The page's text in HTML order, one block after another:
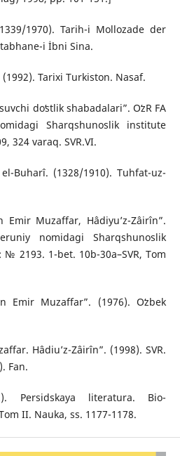
1970). Tarih-i Mollozade der
i İbni Sina.
Tarixi Turkiston. Nasaf.
doʻstlik shabadalari”. OʻzR FA
Sharqshunoslik institute
324 varaq. SVR.VI.
Buharî. (1328/1910). Tuhfat-uz-
Muzaffar, Hâdiyu’z-Zâirîn”.
nomidagi Sharqshunoslik
2193. 1-bet. 10b-30a–SVR, Tom
Emir Muzaffar”. (1976). Oʻzbek
Hâdiu’z-Zâirîn”. (1998). SVR.
Fan.
Persidskaya literatura. Bio-
II. Nauka, ss. 1177-1178.